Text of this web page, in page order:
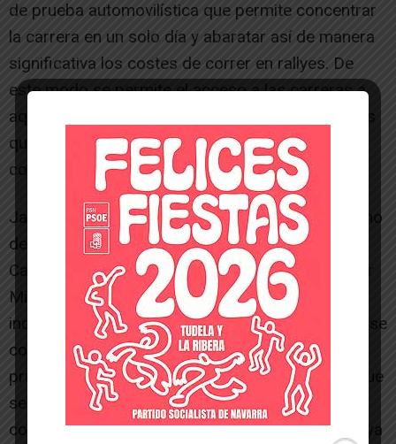
de prueba automovilística que permite concentrar
la carrera en un solo día y abaratar así de manera
significativa los costes de correr en rallyes. De
este modo se permite el acceso a las carreras a
aquellos que disponen de menos recursos y a los
que quieren dar sus primeros pasos en la
competición.
Javier Leyún acompañado de Erik Fuente será uno
de los pilotos más a tener en cuenta. El actual
Campeón de Navarra a bordo de su espectacular
Mitsibishi Lancer EVO IX tendrá que pelear lo
indecible si quiere ser profeta en su tierra y alzarse
con la victoria en la categoría absoluta de la
prueba.Cada vez son más los pilotos navarros que
se animan a disputar este campeonato. Pilotos
como Iñaki Ubiría a bordo de su Seat IBIZA, que ya